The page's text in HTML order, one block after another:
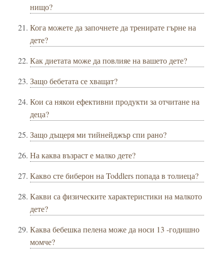
нищо?
Кога можете да започнете да тренирате гърне на
дете?
Как диетата може да повлияе на вашето дете?
Защо бебетата се хващат?
Кои са някои ефективни продукти за отчитане на
деца?
Защо дъщеря ми тийнейджър спи рано?
На каква възраст е малко дете?
Какво сте биберон на Toddlers попада в толиеца?
Какви са физическите характеристики на малкото
дете?
Каква бебешка пелена може да носи 13 -годишно
момче?